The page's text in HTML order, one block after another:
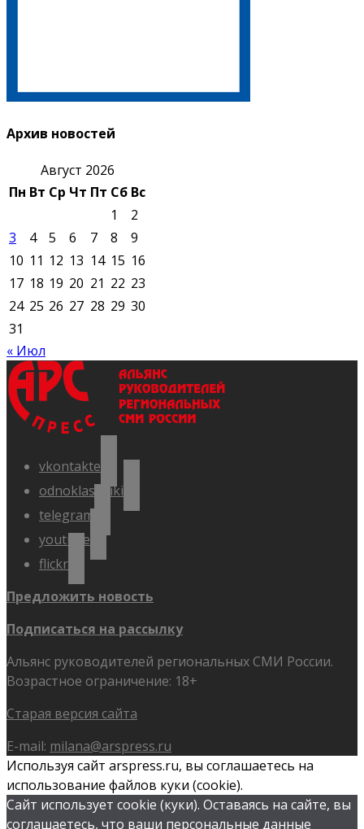
Архив новостей
Август 2026
Пн Вт Ср Чт Пт Сб Вс
1
2
3
4 5 6 7 8
9
10 11 12 13 14 15 16
17 18 19 20 21 22 23
24 25 26 27 28 29 30
31
« Июл
vkontakte
odnoklassniki
telegram
youtube
flickr
Предложить новость
Подписаться на рассылку
Альянс руководителей региональных СМИ России.
Возрастное ограничение: 18+
Старая версия сайта
E-mail: milana@arspress.ru
Используя сайт arspress.ru, вы соглашаетесь на
использование файлов куки (cookie).
Сайт использует cookie (куки). Оставаясь на сайте, вы
соглашаетесь, что ваши персональные данные